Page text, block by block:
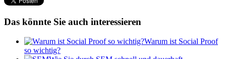
Das könnte Sie auch interessieren
Warum ist Social Proof
so wichtig?